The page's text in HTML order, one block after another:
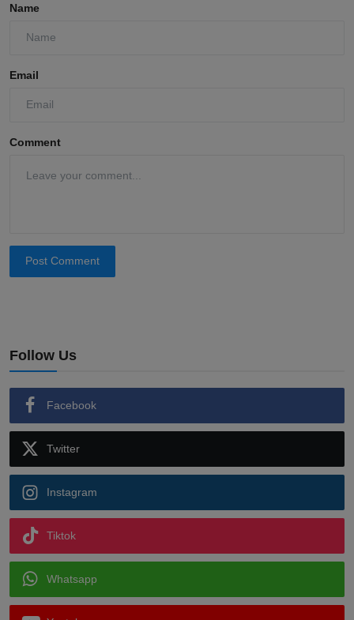
Name
Email
Comment
Post Comment
Follow Us
Facebook
Twitter
Instagram
Tiktok
Whatsapp